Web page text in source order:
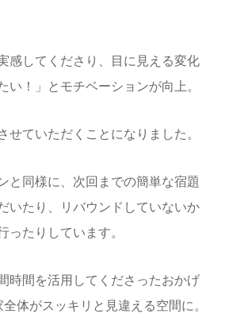
感してくださり、目に見える変化
い！」とモチベーションが向上。
せていただくことになりました。
と同様に、次回までの簡単な宿題
いたり、リバウンドしていないか
ったりしています。
時間を活用してくださったおかげ
体がスッキリと見違える空間に。